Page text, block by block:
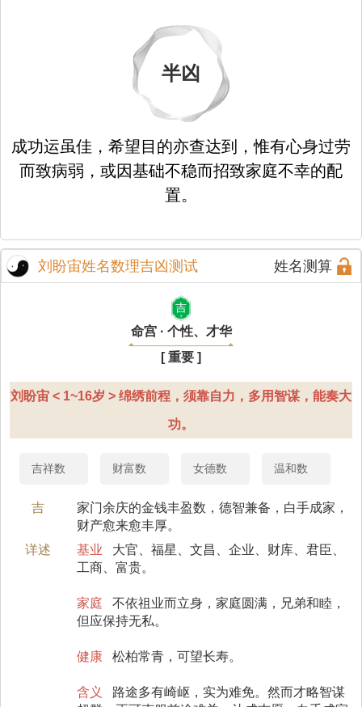
半凶
成功运虽佳，希望目的亦查达到，惟有心身过劳
而致病弱，或因基础不稳而招致家庭不幸的配
置。
刘盼宙姓名数理吉凶测试 姓名测算
吉
命宫 · 个性、才华
[ 重要 ]
刘盼宙 < 1~16岁 > 绵绣前程，须靠自力，多用智谋，能奏大
功。
吉祥数 财富数 女德数 温和数
吉
家门余庆的金钱丰盈数，德智兼备，白手成家，
财产愈来愈丰厚。
详述
基业
大官、福星、文昌、企业、财库、君臣、
工商、富贵。
家庭
不依祖业而立身，家庭圆满，兄弟和睦，
但应保持无私。
健康 松柏常青，可望长寿。
含义
路途多有崎岖，实为难免。然而才略智谋